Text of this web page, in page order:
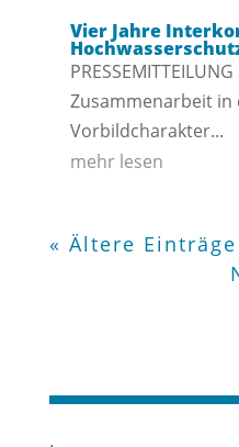
Vier Jahre
Zusammenarbeit in
Vorbildcharakter...
mehr lesen
« Ältere Einträge